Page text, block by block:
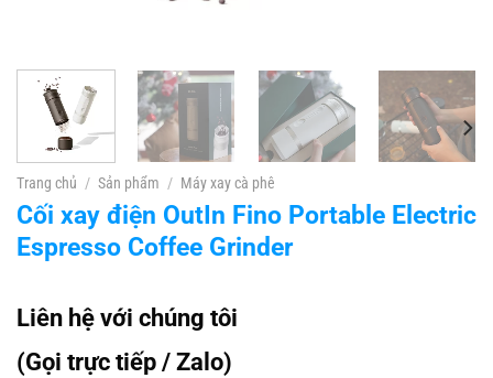
Trang chủ / Sản phẩm / Máy xay cà phê
Cối xay điện OutIn Fino Portable Electric
Espresso Coffee Grinder
Liên hệ với chúng tôi
(Gọi trực tiếp / Zalo)